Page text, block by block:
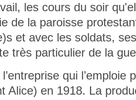
les cours du soir
de la paroisse
et avec les soldats,
très particulier de la
qui l’emploie
Alice) en 1918. La